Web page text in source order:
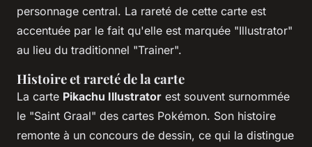
personnage central. La rareté de cette carte est
accentuée par le fait qu'elle est marquée "Illustrator"
au lieu du traditionnel "Trainer".
Histoire et rareté de la carte
La carte Pikachu Illustrator est souvent surnommée
le "Saint Graal" des cartes Pokémon. Son histoire
remonte à un concours de dessin, ce qui la distingue